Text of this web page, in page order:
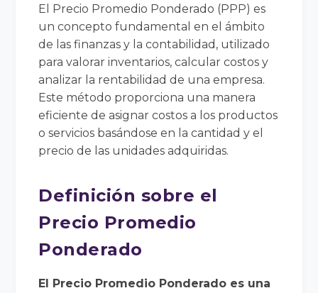
El Precio Promedio Ponderado (PPP) es
un concepto fundamental en el ámbito
de las finanzas y la contabilidad, utilizado
para valorar inventarios, calcular costos y
analizar la rentabilidad de una empresa.
Este método proporciona una manera
eficiente de asignar costos a los productos
o servicios basándose en la cantidad y el
precio de las unidades adquiridas.
Definición sobre el
Precio Promedio
Ponderado
El Precio Promedio Ponderado es una